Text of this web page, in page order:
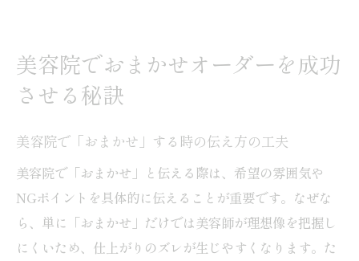
美容院でおまかせオーダーを成功
させる秘訣
美容院で「おまかせ」する時の伝え方の工夫
美容院で「おまかせ」と伝える際は、希望の雰囲気や
NGポイントを具体的に伝えることが重要です。なぜな
ら、単に「おまかせ」だけでは美容師が理想像を把握し
にくいため、仕上がりのズレが生じやすくなります。た